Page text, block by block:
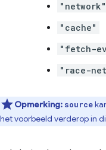
"network"
"cache"
"fetch-
"race-
Opmerking: source
het voorbeeld verderop in